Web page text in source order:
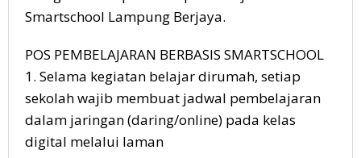
Smartschool Lampung Berjaya.
POS PEMBELAJARAN BERBASIS SMARTSCHOOL
1. Selama kegiatan belajar dirumah, setiap
sekolah wajib membuat jadwal pembelajaran
dalam jaringan (daring/online) pada kelas
digital melalui laman